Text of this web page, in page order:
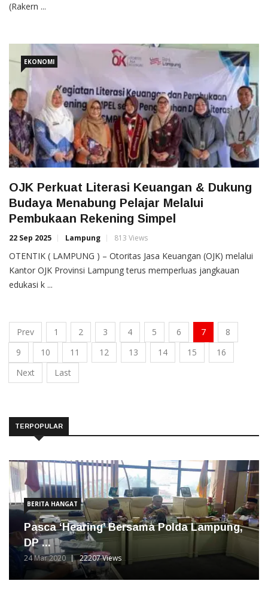
(Rakern ...
EKONOMI
OJK Perkuat Literasi Keuangan & Dukung
Budaya Menabung Pelajar Melalui
Pembukaan Rekening Simpel
22 Sep 2025 Lampung 813 Views
OTENTIK ( LAMPUNG ) – Otoritas Jasa Keuangan (OJK) melalui
Kantor OJK Provinsi Lampung terus memperluas jangkauan
edukasi k ...
Prev 1 2 3 4 5 6 7
8
9
10 11 12 13 14 15
16
Next
Last
TERPOPULAR
BERITA HANGAT
Pasca ‘Hearing’ Bersama Polda Lampung,
DP ...
24 Mar 2020 22207 Views